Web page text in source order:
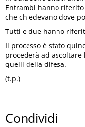
Entrambi hanno
che chiedevano dove
Tutti e due hanno
Il processo è stato
procederà ad ascoltare
quelli della difesa.
(t.p.)
Condividi